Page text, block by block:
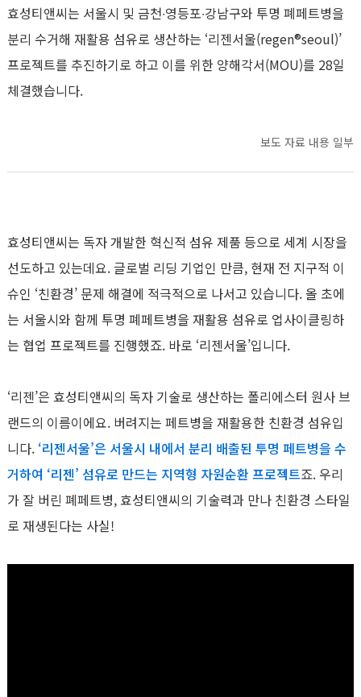
효성티앤씨는 서울시 및 금천∙영등포∙강남구와 투명 폐페트병을
분리 수거해 재활용 섬유로 생산하는 ‘리젠서울(regen®seoul)’
프로젝트를 추진하기로 하고 이를 위한 양해각서(MOU)를 28일
체결했습니다.
보도 자료 내용 일부
효성티앤씨는 독자 개발한 혁신적 섬유 제품 등으로 세계 시장을
선도하고 있는데요. 글로벌 리딩 기업인 만큼, 현재 전 지구적 이
슈인 ‘친환경’ 문제 해결에 적극적으로 나서고 있습니다. 올 초에
는 서울시와 함께 투명 폐페트병을 재활용 섬유로 업사이클링하
는 협업 프로젝트를 진행했죠. 바로 ‘리젠서울’입니다.
‘리젠’은 효성티앤씨의 독자 기술로 생산하는 폴리에스터 원사 브
랜드의 이름이에요. 버려지는 페트병을 재활용한 친환경 섬유입
니다. ‘리젠서울’은 서울시 내에서 분리 배출된 투명 페트병을 수
거하여 ‘리젠’ 섬유로 만드는 지역형 자원순환 프로젝트죠. 우리
가 잘 버린 폐페트병, 효성티앤씨의 기술력과 만나 친환경 스타일
로 재생된다는 사실!